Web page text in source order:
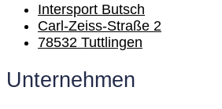
Intersport Butsch
Carl-Zeiss-Straße 2
78532 Tuttlingen
Unternehmen